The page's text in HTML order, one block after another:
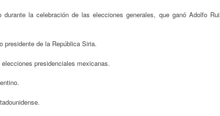
durante la celebración de las elecciones generales, que ganó Adolfo
presidente de la República Siria.
presidenciales mexicanas.